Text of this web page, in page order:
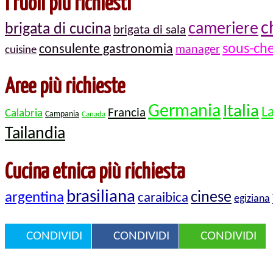
I ruoli più richiesti
brigata di cucina brigata di sala cameriere
cuisine consulente gastronomia manager sous-
Aree più richieste
Calabria Campania Canada Francia Germania Italia
Tailandia
Cucina etnica più richiesta
argentina brasiliana caraibica cinese egiziana
CONDIVIDI CONDIVIDI CONDIVIDI